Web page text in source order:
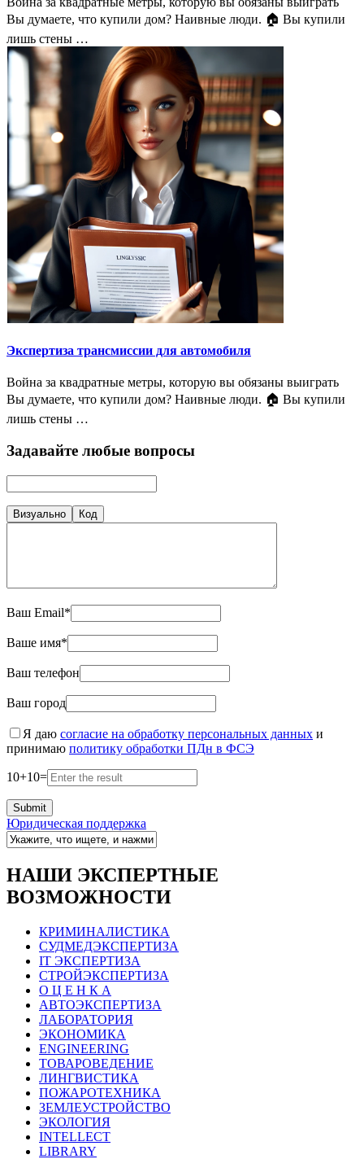
Вы думаете, что купили дом? Наивные люди. 🏠 Вы купили
лишь стены …
Экспертиза трансмиссии для автомобиля
Война за квадратные метры, которую вы обязаны выиграть
Вы думаете, что купили дом? Наивные люди. 🏠 Вы купили
лишь стены …
Задавайте любые вопросы
Визуально Код
Ваш Email*
Ваше имя*
Ваш телефон
Ваш город
Я даю согласие на обработку персональных данных и
принимаю политику обработки ПДн в ФСЭ
10+10=
Юридическая поддержка
НАШИ ЭКСПЕРТНЫЕ
ВОЗМОЖНОСТИ
КРИМИНАЛИСТИКА
СУДМЕДЭКСПЕРТИЗА
IT ЭКСПЕРТИЗА
СТРОЙЭКСПЕРТИЗА
О Ц Е Н К А
АВТОЭКСПЕРТИЗА
ЛАБОРАТОРИЯ
ЭКОНОМИКА
ENGINEERING
ТОВАРОВЕДЕНИЕ
ЛИНГВИСТИКА
ПОЖАРОТЕХНИКА
ЗЕМЛЕУСТРОЙСТВО
ЭКОЛОГИЯ
INTELLECT
LIBRARY